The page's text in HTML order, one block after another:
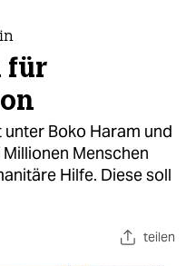
für
Boko Haram und
Menschen
Hilfe. Diese soll
teilen